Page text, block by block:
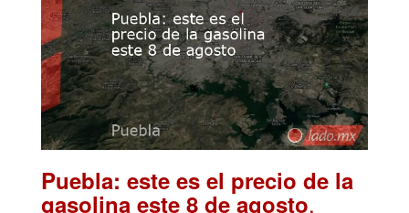
Puebla: este es el precio de la
gasolina este 8 de agosto.